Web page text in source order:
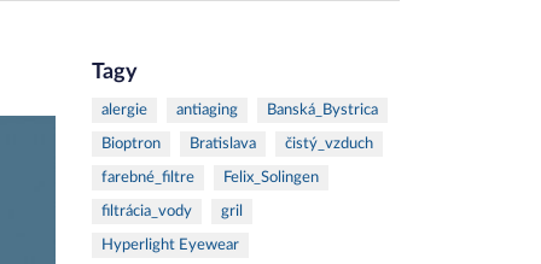
Tagy
alergie antiaging Banská_Bystrica
Bioptron Bratislava čistý_vzduch
farebné_filtre Felix_Solingen
filtrácia_vody gril
Hyperlight Eyewear